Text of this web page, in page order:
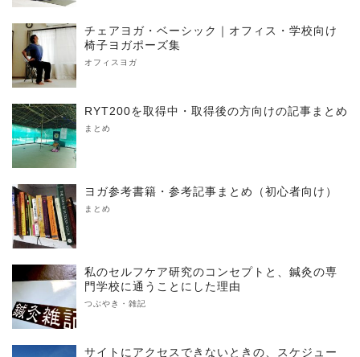
チェアヨガ・ベーシック｜オフィス・学校向け
椅子ヨガポーズ集
オフィスヨガ
RYT200を取得中・取得後の方向けの記事まとめ
まとめ
ヨガ参考書籍・参考記事まとめ（初心者向け）
まとめ
私のセルフケア研究のコンセプトと、鍼灸の専
門学校に通うことにした理由
つぶやき・雑記
サイトにアクセスできないときの、スケジュー